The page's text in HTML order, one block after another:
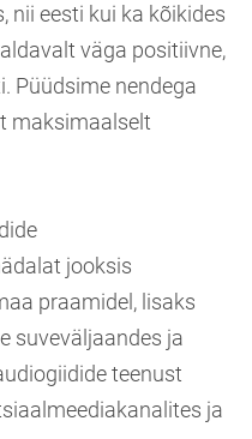
nii eesti kui ka kõikides
väga positiivne,
Püüdsime nendega
maksimaalselt
jooksis
praamidel, lisaks
suveväljaandes ja
teenust
ja